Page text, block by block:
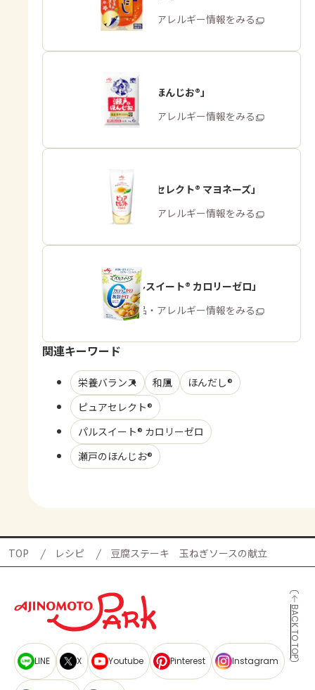
商品・アレルギー情報をみる
「瀬戸のほんじお®」
商品・アレルギー情報をみる
「ピュアセレクト® マヨネーズ」
商品・アレルギー情報をみる
「パルスイート® カロリーゼロ」
商品・アレルギー情報をみる
関連キーワード
栄養バランス 和風
ほんだし®
ピュアセレクト®
パルスイート® カロリーゼロ
瀬戸のほんじお®
TOP レシピ 豆腐ステーキ 玉ねぎソースの献立
BACK TO TOP
LINE X Youtube Pinterest Instagram